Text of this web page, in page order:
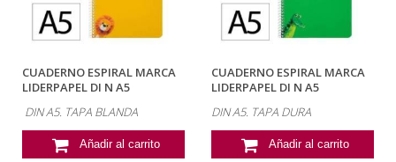
CUADERNO ESPIRAL MARCA
LIDERPAPEL DI N A5
DIN A5. TAPA BLANDA
Añadir al carrito
CUADERNO ESPIRAL MARCA
LIDERPAPEL DI N A5
DIN A5. TAPA DURA
Añadir al carrito